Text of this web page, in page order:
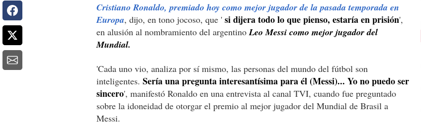
Cristiano Ronaldo, premiado hoy como mejor jugador de la pasada temporada en
Europa, dijo, en tono jocoso, que ' si dijera todo lo que pienso, estaría en prisión',
en alusión al nombramiento del argentinoLeo Messi como mejor jugador del
Mundial.
'Cada uno vio, analiza por sí mismo, las personas del mundo del fútbol son
inteligentes. Sería una pregunta interesantísima para él (Messi)... Yo no puedo ser
sincero', manifestó Ronaldo en una entrevista al canal TVI, cuando fue preguntado
sobre la idoneidad de otorgar el premio al mejor jugador del Mundial de Brasil a
Messi.